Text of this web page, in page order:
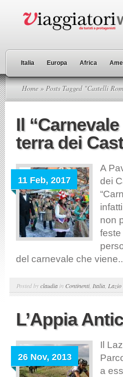
Italia Europa Africa
Home » Posts Tagged "Castelli
Il
terra dei
11 Feb, 2017
A
dei
non
del carnevale che
Posted byclaudia in Continenti, Italia Lazio
L’Appia
26 Nov, 2013
Il
a